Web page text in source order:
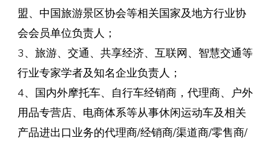
盟、中国旅游景区协会等相关国家及地方行业协
会会员单位负责人；
3、旅游、交通、共享经济、互联网、智慧交通等
行业专家学者及知名企业负责人；
4、国内外摩托车、自行车经销商，代理商、户外
用品专营店、电商体系等从事休闲运动车及相关
产品进出口业务的代理商/经销商/渠道商/零售商/